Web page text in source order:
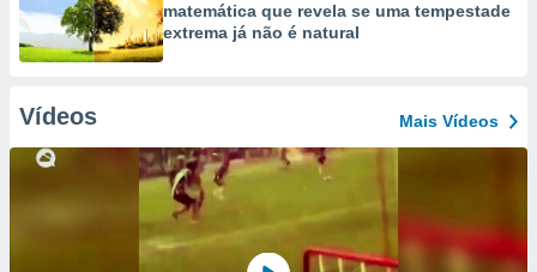
matemática que revela se uma tempestade
extrema já não é natural
Vídeos Mais Vídeos